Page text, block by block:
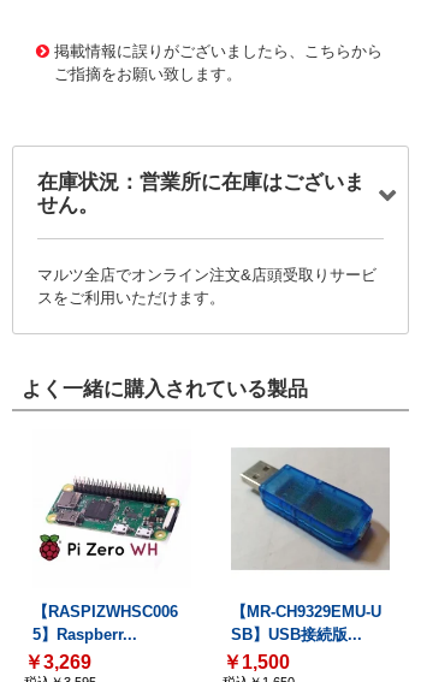
掲載情報に誤りがございましたら、こちらから
ご指摘をお願い致します。
在庫状況：営業所に在庫はございま
せん。
マルツ全店でオンライン注文&店頭受取りサービ
スをご利用いただけます。
よく一緒に購入されている製品
【RASPIZWHSC006
5】Raspberr...
￥3,269
【MR-CH9329EMU-U
SB】USB接続版...
￥1,500